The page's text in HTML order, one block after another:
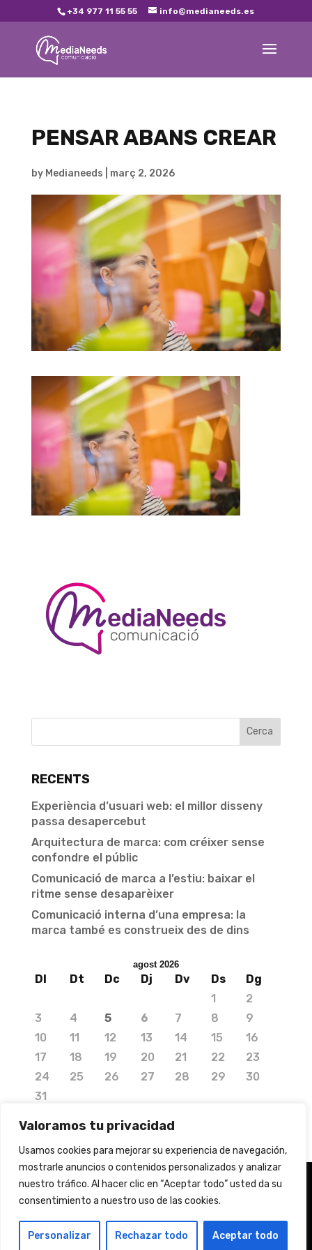
Valoramos tu privacidad
Usamos cookies para mejorar su experiencia de navegación,
mostrarle anuncios o contenidos personalizados y analizar
nuestro tráfico. Al hacer clic en “Aceptar todo” usted da su
consentimiento a nuestro uso de las cookies.
Personalizar Rechazar todo Aceptar todo
+34 977 11 55 55 info@medianeeds.es
PENSAR ABANS CREAR
by Medianeeds març 2, 2026
RECENTS
Experiència d’usuari web: el millor disseny
passa desapercebut
Arquitectura de marca: com créixer sense
confondre el públic
Comunicació de marca a l’estiu: baixar el
ritme sense desaparèixer
Comunicació interna d’una empresa: la
marca també es construeix des de dins
agost 2026
Dl Dt Dc Dj Dv Ds
Dg
1
2
3
4 5 6 7 8
9
10
11 12 13 14 15
16
17
18 19 20 21 22
23
24
25 26 27 28 29
30
31
© 2020 Copyright by Media Needs.
| Tots els drets reservats |Nota legal|Info